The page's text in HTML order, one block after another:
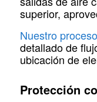
superior,
Nuestro
detallado de
ubicación de
Protección